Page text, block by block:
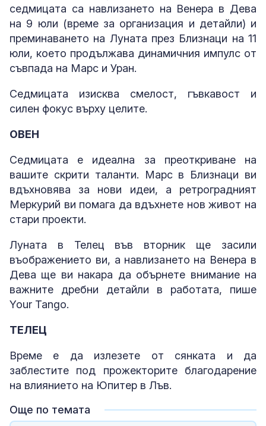
седмицата са навлизането на Венера в Дева
на 9 юли (време за организация и детайли) и
преминаването на Луната през Близнаци на 11
юли, което продължава динамичния импулс от
съвпада на Марс и Уран.
Седмицата изисква смелост, гъвкавост и
силен фокус върху целите.
ОВЕН
Седмицата е идеална за преоткриване на
вашите скрити таланти. Марс в Близнаци ви
вдъхновява за нови идеи, а ретроградният
Меркурий ви помага да вдъхнете нов живот на
стари проекти.
Луната в Телец във вторник ще засили
въображението ви, а навлизането на Венера в
Дева ще ви накара да обърнете внимание на
важните дребни детайли в работата, пише
Your Tango.
ТЕЛЕЦ
Време е да излезете от сянката и да
заблестите под прожекторите благодарение
на влиянието на Юпитер в Лъв.
Още по темата